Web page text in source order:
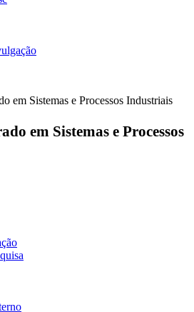
em Sistemas e Processos Industriais
em Sistemas e Processos